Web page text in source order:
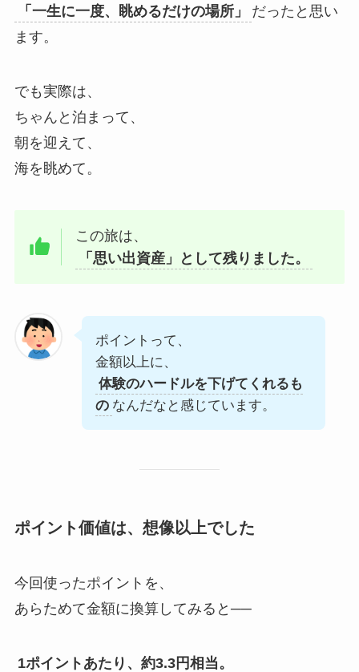
「一生に一度、眺めるだけの場所」
だったと思い
ます。
でも実際は、
ちゃんと泊まって、
朝を迎えて、
海を眺めて。
この旅は、
「思い出資産」として残りました。
ポイントって、
金額以上に、
体験のハードルを下げてくれるも
の なんだなと感じています。
ポイント価値は、想像以上でした
今回使ったポイントを、
あらためて金額に換算してみると──
1ポイントあたり、約3.3円相当。